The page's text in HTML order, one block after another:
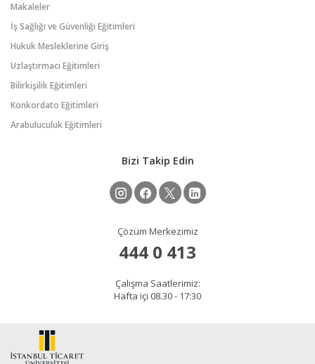
Makaleler
İş Sağlığı ve Güvenliği Eğitimleri
Hukuk Mesleklerine Giriş
Uzlaştırmacı Eğitimleri
Bilirkişilik Eğitimleri
Konkordato Eğitimleri
Arabuluculuk Eğitimleri
Bizi Takip Edin
Çözüm Merkezimiz
444 0 413
Çalışma Saatlerimiz:
Hafta içi 08.30 - 17:30